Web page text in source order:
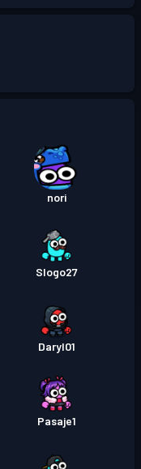
nori
Slogo27
Daryl01
Pasaje1